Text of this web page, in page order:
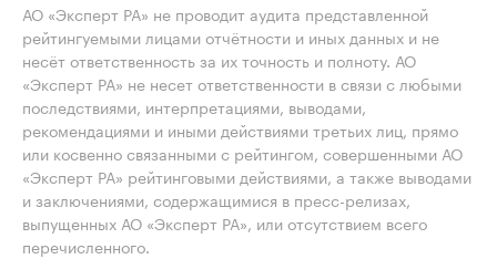
АО «Эксперт РА» не проводит аудита представленной
рейтингуемыми лицами отчётности и иных данных и не
несёт ответственность за их точность и полноту. АО
«Эксперт РА» не несет ответственности в связи с любыми
последствиями, интерпретациями, выводами,
рекомендациями и иными действиями третьих лиц, прямо
или косвенно связанными с рейтингом, совершенными АО
«Эксперт РА» рейтинговыми действиями, а также выводами
и заключениями, содержащимися в пресс-релизах,
выпущенных АО «Эксперт РА», или отсутствием всего
перечисленного.